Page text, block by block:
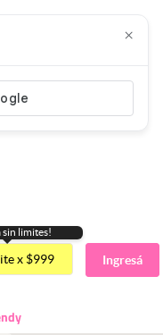
sin limites!
x $999 Ingresá
×